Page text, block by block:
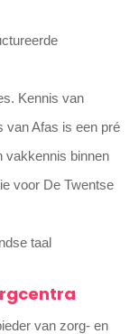
Kennis van
van Afas is een pré
vakkennis binnen
voor De Twentse
taal
van zorg- en